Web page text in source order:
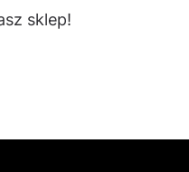
sklep!